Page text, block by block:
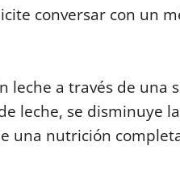
conversar con un
leche a través de una
leche, se disminuye
una nutrición